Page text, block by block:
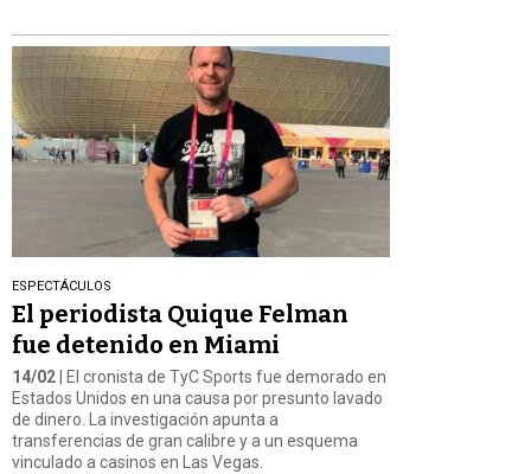
ESPECTÁCULOS
El periodista Quique Felman
fue detenido en Miami
14/02 | El cronista de TyC Sports fue demorado en
Estados Unidos en una causa por presunto lavado
de dinero. La investigación apunta a
transferencias de gran calibre y a un esquema
vinculado a casinos en Las Vegas.